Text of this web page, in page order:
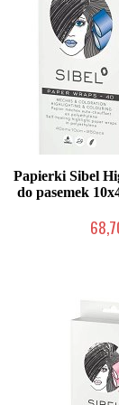
Papierki Sibel
do pasemek